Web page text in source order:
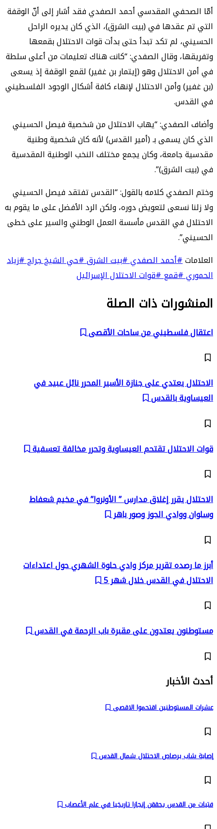
أمّا الصحفي المقدسي أحمد الصفدي فقد أشار إلى أنّ الوقفة
التي تم عقدها في (بيت الشرق)، الذي كان يديره الراحل
الحسيني، لم تكد تبدأ حتى بدأت قوات الاحتلال بقمعها
وتفريقها، وقال الصفدي: “كانت هناك تعليمات من أعلى سلطة
في أمن الاحتلال وهو (إيتمار بن غفير) لقمع الوقفة إذ يسعى
(بن غفير) وأمن الاحتلال لإنهاء كافة أشكال الوجود الفلسطيني
في القدس.
وأضاف الصفدي: “يهاب الاحتلال من شخصية فيصل الحسيني
الذي كان يسمى بـ (أمير القدس) لأنه كان شخصية وطنية
مقدسية جامعة، وكان يجمع مختلف النخب الوطنية المقدسية
في (بيت الشرق)”.
وختم الصفدي كلامه بالقول: “القدس تفتقد فيصل الحسيني
ولا زلنا نسعى لتعويض دوره، ولكن الرد الأفضل على ما يقوم به
الاحتلال في القدس مأسسة العمل الوطني والسير على خطى
الحسيني”.
العلامات#أحمد الصفدي#بيت الشرق#حي الشيخ جراح#زياد
الحموري#قمع#قوات الاحتلال الإسرائيل
المنشورات ذات الصلة
اعتقال فلسطيني من ساحات الأقصى
الاحتلال يعتدي على جنازة الأسير المحرر نائل عبيد في
العيساوية بالقدس
قوات الاحتلال تقتحم العيساوية وتحرر مخالفة تعسفية
الاحتلال يقرر إغلاق مدارس ” الأونروا” في مخيم شعفاط
وسلوان ووادي الجوز وصور باهر
أبرز ما رصده تقرير مركز وادي حلوة الشهري حول اعتداءات
الاحتلال في القدس خلال شهر 5
مستوطنون يعتدون على مقبرة باب الرحمة في القدس
أحدث الأخبار
عشرات المستوطنين اقتحموا الاقصى
إصابة شاب برصاص الاحتلال شمال القدس
فتيات من القدس يحققن إنجازا تاريخيا في علم الأعصاب